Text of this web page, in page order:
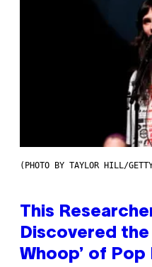
(PHOTO BY TAYLOR HILL/
This
Discovered the
Whoop’ of Pop